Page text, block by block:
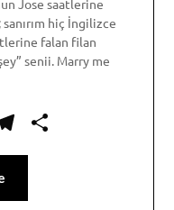
Jose saatlerine
sanırım hiç İngilizce
falan filan
senii. Marry me
Telegram